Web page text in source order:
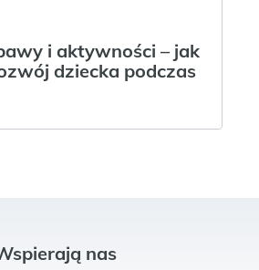
i aktywności – jak
dziecka podczas
nas